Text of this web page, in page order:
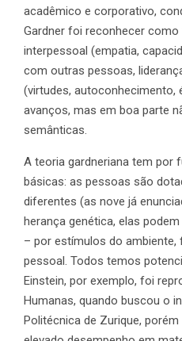
acadêmico e corporativo,
Gardner foi reconhecer
interpessoal (empatia,
com outras pessoas,
(virtudes, autoconhecimento,
avanços, mas em boa parte
semânticas.
A teoria gardneriana tem por
básicas: as pessoas são
diferentes (as nove já
herança genética, elas
– por estímulos do
pessoal. Todos temos
Einstein, por exemplo, foi
Humanas, quando buscou o
Politécnica de Zurique,